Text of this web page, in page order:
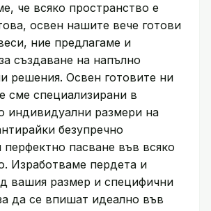
че всяко пространство е
освен нашите вече готови
ние предлагаме и
създаване на напълно
решения. Освен готовите ни
сме специализирани в
индивидуални размери на
безупречно
перфектно пасване във всяко
Изработваме пердета и
вашия размер и специфични
да се впишат идеално във